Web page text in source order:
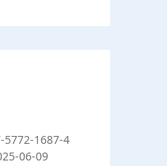
5772-1687-4
06-09